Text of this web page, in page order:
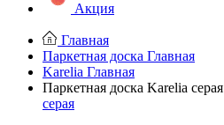
Акция
Главная
Паркетная доска Главная
Karelia Главная
Паркетная доска Karelia серая
серая